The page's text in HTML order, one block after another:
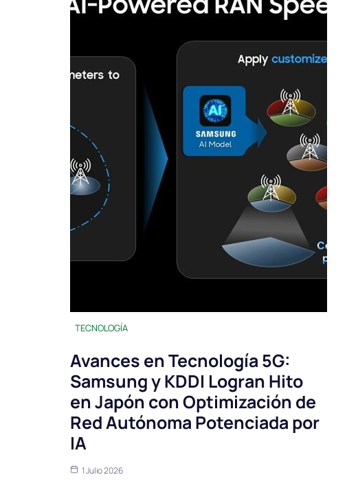
TECNOLOGÍA
Avances en Tecnología 5G:
Samsung y KDDI Logran Hito
en Japón con Optimización de
Red Autónoma Potenciada por
IA
1 Julio 2026